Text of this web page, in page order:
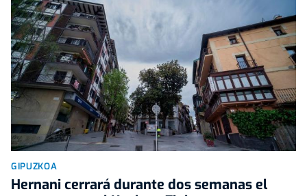
GIPUZKOA
Hernani cerrará durante dos semanas el